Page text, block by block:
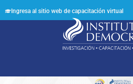
Ingresa al sitio web de capacitación virtual